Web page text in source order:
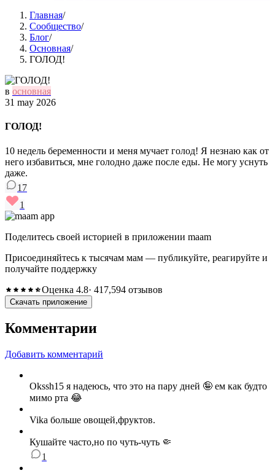
Главная/
Сообщество/
Блог/
Основная/
ГОЛОД!
в основная
31 may 2026
ГОЛОД!
10 недель беременности и меня мучает голод! Я незнаю как от
него избавиться, мне голодно даже после еды. Не могу уснуть
даже.
17
1
Поделитесь своей историей в приложении maam
Присоединяйтесь к тысячам мам — публикуйте, реагируйте и
получайте поддержку
Оценка 4.8· 417,594 отзывов
Скачать приложение
Комментарии
Добавить комментарий
Okssh15 я надеюсь, что это на пару дней 🤪 ем как будто
мимо рта 😂
Vika больше овощей,фруктов.
Кушайте часто,но по чуть-чуть 🤏
1